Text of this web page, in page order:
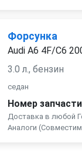
Форсунка
Audi A6 4F/C6
3.0 л., бензин
седан
Номер
Доставка в любой
Аналоги